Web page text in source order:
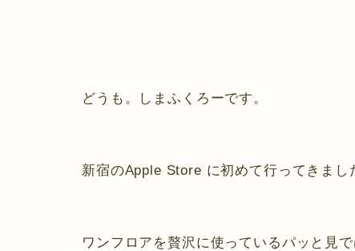
どうも。しまふくろーです。
新宿のApple Store に初めて行ってきまし
ワンフロアを贅沢に使っているパッと見